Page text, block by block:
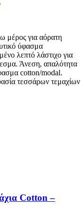
μέρος για αόρατη
ύφασμα
λεπτό λάστιχο για
Άνεση, απαλότητα
cotton/modal.
τεσσάρων τεμαχίων
Cotton –